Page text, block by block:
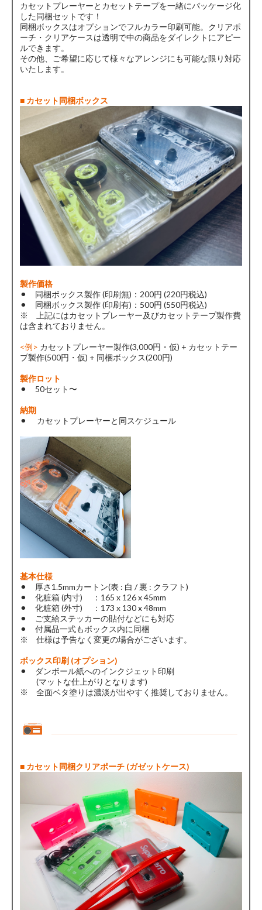
カセットプレーヤーとカセットテープを一緒にパッケージ化
した同梱セットです！
同梱ボックスはオプションでフルカラー印刷可能。クリアポ
ーチ・クリアケースは透明で中の商品をダイレクトにアピー
ルできます。
その他、ご希望に応じて様々なアレンジにも可能な限り対応
いたします。
■ カセット同梱ボックス
製作価格
⚫︎ 同梱ボックス製作 (印刷無)：200円 (220円税込)
⚫︎ 同梱ボックス製作 (印刷有)：500円 (550円税込)
※ 上記にはカセットプレーヤー及びカセットテープ製作費
は含まれておりません。
<例> カセットプレーヤー製作(3,000円・仮) + カセットテー
プ製作(500円・仮) + 同梱ボックス(200円)
製作ロット
⚫︎ 50セット〜
納期
⚫︎ カセットプレーヤーと同スケジュール
基本仕様
⚫︎ 厚さ1.5mmカートン(表 : 白 / 裏 : クラフト)
⚫︎ 化粧箱 (内寸) ：165 x 126 x 45mm
⚫︎ 化粧箱 (外寸) ：173 x 130 x 48mm
⚫︎ ご支給ステッカーの貼付などにも対応
⚫︎ 付属品一式もボックス内に同梱
※ 仕様は予告なく変更の場合がございます。
ボックス印刷 (オプション)
⚫︎ ダンボール紙へのインクジェット印刷
(マットな仕上がりとなります)
※ 全面ベタ塗りは濃淡が出やすく推奨しておりません。
■ カセット同梱クリアポーチ (ガゼットケース)